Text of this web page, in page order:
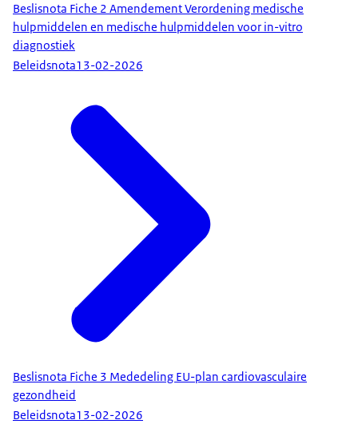
Beslisnota Fiche 2 Amendement Verordening medische
hulpmiddelen en medische hulpmiddelen voor in-vitro
diagnostiek
Beleidsnota13-02-2026
Beslisnota Fiche 3 Mededeling EU-plan cardiovasculaire
gezondheid
Beleidsnota13-02-2026